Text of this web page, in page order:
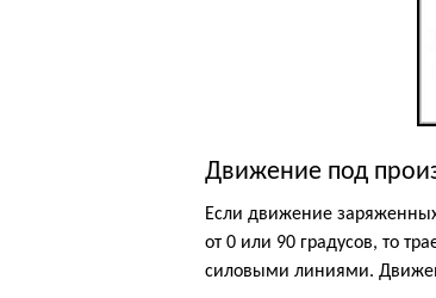
Движение под
Если движение
от 0 или 90 градусов, то
силовыми линиями.